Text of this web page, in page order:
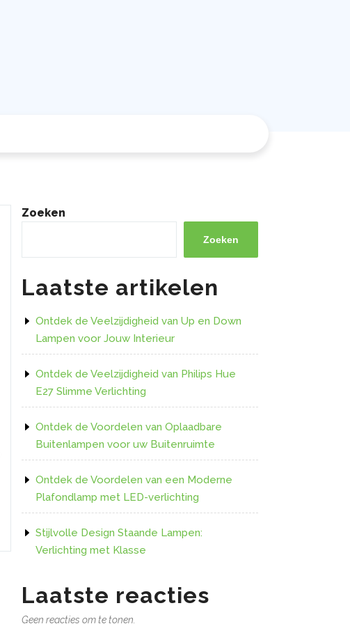
Zoeken
Zoeken
Laatste artikelen
Ontdek de Veelzijdigheid van Up en Down
Lampen voor Jouw Interieur
Ontdek de Veelzijdigheid van Philips Hue
E27 Slimme Verlichting
Ontdek de Voordelen van Oplaadbare
Buitenlampen voor uw Buitenruimte
Ontdek de Voordelen van een Moderne
Plafondlamp met LED-verlichting
Stijlvolle Design Staande Lampen:
Verlichting met Klasse
Laatste reacties
Geen reacties om te tonen.